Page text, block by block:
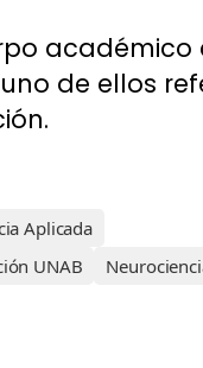
de ellos
Aplicada
UNAB